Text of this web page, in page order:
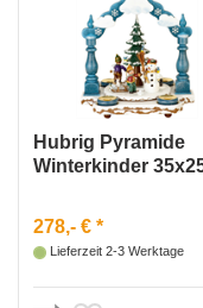
Hubrig Pyramide
Winterkinder
278,- € *
Lieferzeit 2-3 Werktage